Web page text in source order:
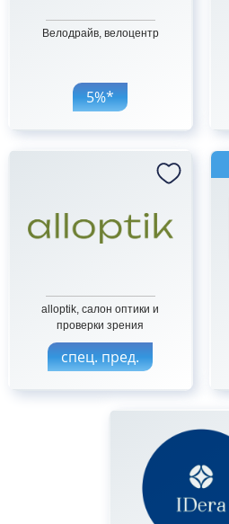
Велодрайв, велоцентр
5%*
alloptik, салон оптики и
проверки зрения
спец. пред.